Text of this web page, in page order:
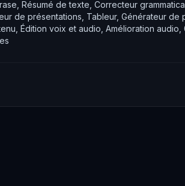
Résumé de texte, Correcteur
de présentations, Tableur, Générateur de
Édition voix et audio, Amélioration audio,